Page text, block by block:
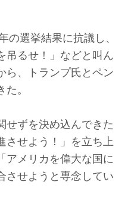
選挙結果に抗議し、
吊るせ！」などと叫ん
ら、トランプ氏とペン
た。
ずを決め込んできた
させよう！」を立ち上
アメリカを偉大な国に
させようと専念してい